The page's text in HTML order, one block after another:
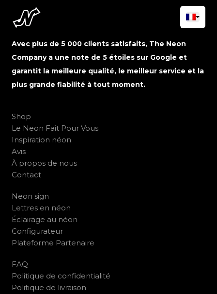
Avec plus de 5 000 clients satisfaits, The Neon
Company a une note de 5 étoiles sur Google et
garantit la meilleure qualité, le meilleur service et la
plus grande fiabilité à tout moment.
Shop
Le Neon Fait Pour Vous
Inspiration néon
Avis
À propos de nous
Contact
Neon sign
Lettres en néon
Éclairage au néon
Configurateur
Plateforme Partenaire
FAQ
Politique de confidentialité
Politique de livraison